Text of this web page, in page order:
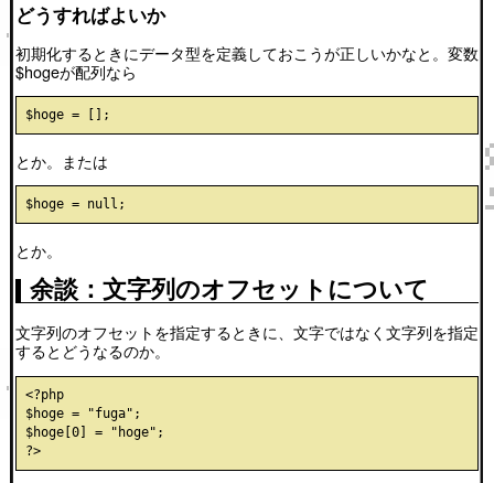
どうすればよいか
初期化するときにデータ型を定義しておこうが正しいかなと。変数
$hogeが配列なら
とか。または
とか。
余談：文字列のオフセットについて
文字列のオフセットを指定するときに、文字ではなく文字列を指定
するとどうなるのか。
<?php
$hoge = "fuga";
$hoge[0] = "hoge";